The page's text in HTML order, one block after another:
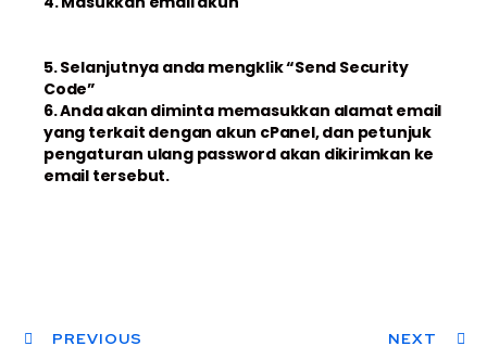
5. Selanjutnya anda mengklik “Send Security
Code”
6. Anda akan diminta memasukkan alamat email
yang terkait dengan akun cPanel, dan petunjuk
pengaturan ulang password akan dikirimkan ke
email tersebut.
PREVIOUS NEXT